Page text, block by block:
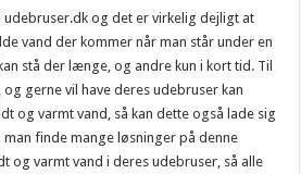
udebruser.dk og det er virkelig dejligt at
vand der kommer når man står under en
stå der længe, og andre kun i kort tid. Til
gerne vil have deres udebruser kan
og varmt vand, så kan dette også lade sig
man finde mange løsninger på denne
og varmt vand i deres udebruser, så alle